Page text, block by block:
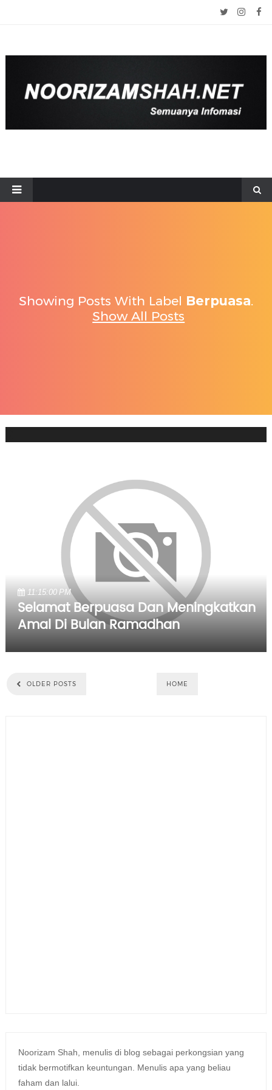
Showing Posts With Label Berpuasa.
Show All Posts
11:15:00 PM
Selamat Berpuasa Dan Meningkatkan
Amal Di Bulan Ramadhan
OLDER POSTS HOME
Noorizam Shah, menulis di blog sebagai perkongsian yang
tidak bermotifkan keuntungan. Menulis apa yang beliau
faham dan lalui.